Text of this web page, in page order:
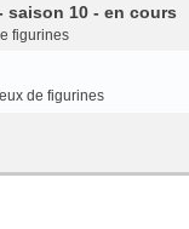
saison 10 - en cours
figurines
de figurines